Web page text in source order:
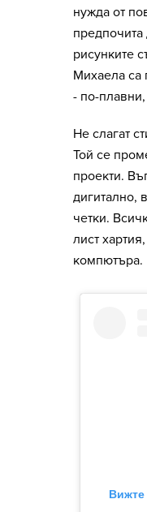
нужда от
рисунките
Михаела са
- по-
Не слагат
Той се
проекти.
дигитално,
четки.
лист
компютъра.